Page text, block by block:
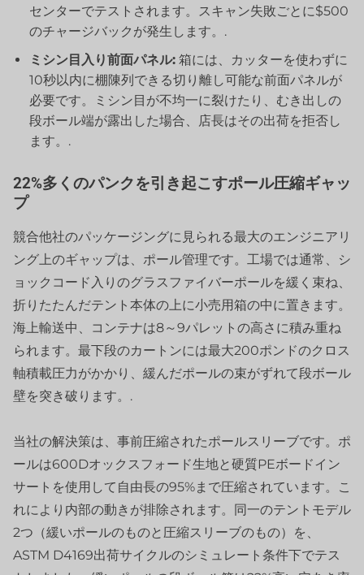
センターでテストされます。スキャン失敗ごとに$500
のチャージバックが発生します。.
ミシン目入り前面パネル: 箱には、カッターを使わずに
10秒以内に棚陳列できる切り離し可能な前面パネルが
必要です。ミシン目が不均一に裂けたり、むき出しの
段ボール端が露出した場合、店長はその出荷を拒否し
ます。.
22%多くのパンクを引き起こすポール圧縮ギャッ
プ
競合他社のパッケージングに見られる最大のエンジニアリ
ング上のギャップは、ポール管理です。工場では通常、シ
ョックコード入りのグラスファイバーポールを緩く束ね、
折りたたんだテント本体の上に小売用箱の中に置きます。
海上輸送中、コンテナは8～9パレットの高さに積み重ね
られます。最下段のカートンには最大200ポンドのクロス
軸積載圧力がかかり、緩んだポールの束がずれて段ボール
壁を突き破ります。.
当社の解決策は、事前圧縮されたポールスリーブです。ポ
ールは600Dオックスフォード生地と硬質PEボードイン
サートを使用して自由長の95%まで圧縮されています。こ
れにより内部の動きが排除されます。同一のテントモデル
2つ（緩いポールのものと圧縮スリーブのもの）を、
ASTM D4169出荷サイクルのシミュレート条件下でテス